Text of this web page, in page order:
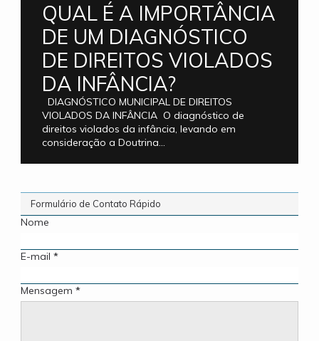
QUAL É A IMPORTÂNCIA
DE UM DIAGNÓSTICO
DE DIREITOS VIOLADOS
DA INFÂNCIA?
DIAGNÓSTICO MUNICIPAL DE DIREITOS
VIOLADOS DA INFÂNCIA O diagnóstico de
direitos violados da infância, levando em
consideração a Doutrina...
Formulário de Contato Rápido
Nome
E-mail *
Mensagem *